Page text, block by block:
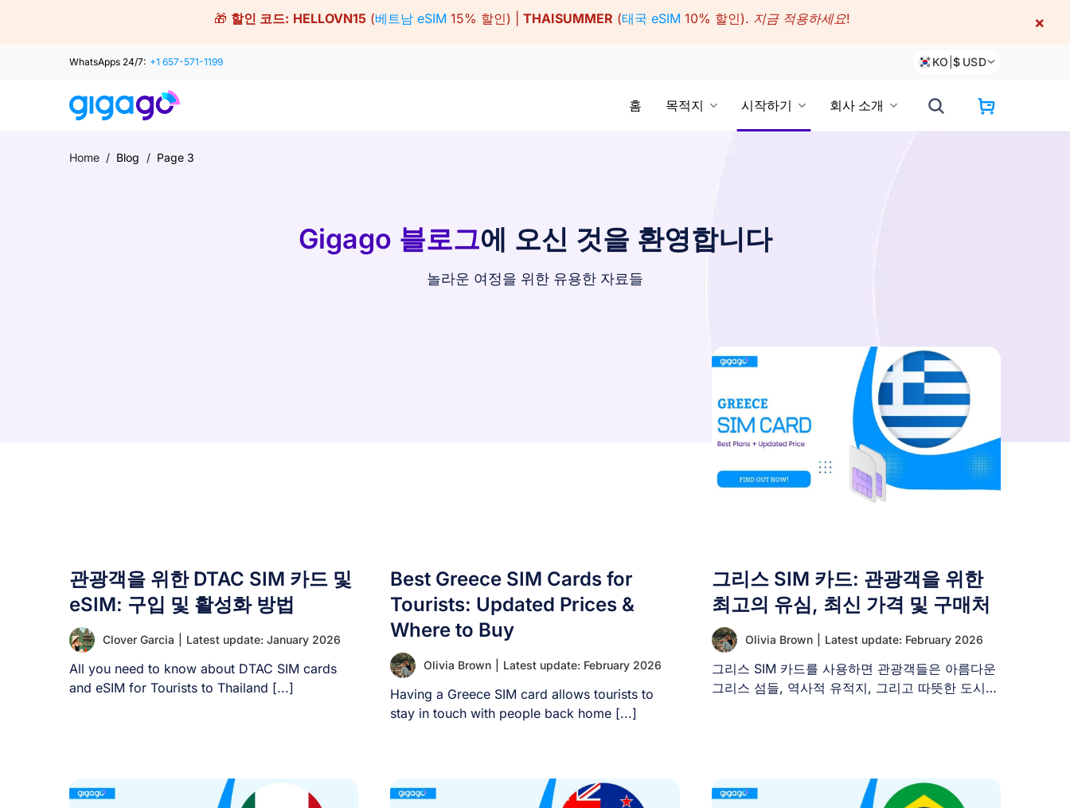
🎁 할인 코드: HELLOVN15(베트남 eSIM 15% 할인) | THAISUMMER (태국 eSIM 10% 할인). 지금 적용하세요! ×
WhatsApps 24/7: +1 657-571-1199 KO |$ USD
홈 목적지 시작하기 회사 소개
Home / Blog / Page 3
Gigago 블로그에 오신 것을 환영합니다
놀라운 여정을 위한 유용한 자료들
관광객을 위한 DTAC SIM 카드 및
eSIM: 구입 및 활성화 방법
Clover Garcia Latest update: January 2026
All you need to know about DTAC SIM cards
and eSIM for Tourists to Thailand [...]
Best Greece SIM Cards for
Tourists: Updated Prices &
Where to Buy
Olivia Brown Latest update: February 2026
Having a Greece SIM card allows tourists to
stay in touch with people back home [...]
그리스 SIM 카드: 관광객을 위한
최고의 유심, 최신 가격 및 구매처
Olivia Brown Latest update: February 2026
그리스 SIM 카드를 사용하면 관광객들은 아름다운
그리스 섬들, 역사적 유적지, 그리고 따뜻한 도시들